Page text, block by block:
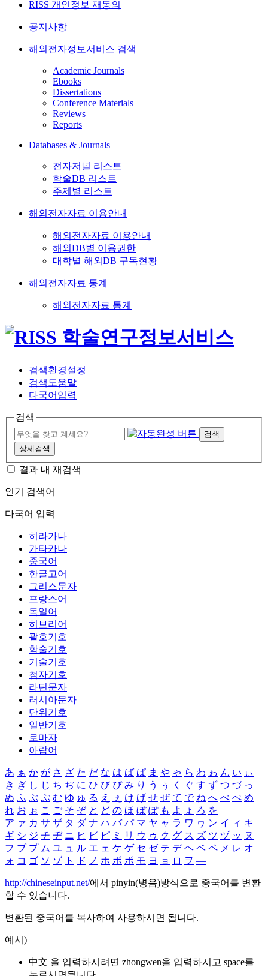
RISS 개인정보 재동의
공지사항
해외전자정보서비스 검색
Academic Journals
Ebooks
Dissertations
Conference Materials
Reviews
Reports
Databases & Journals
전자저널 리스트
학술DB 리스트
주제별 리스트
해외전자자료 이용안내
해외전자자료 이용안내
해외DB별 이용권한
대학별 해외DB 구독현황
해외전자자료 통계
해외전자자료 통계
검색환경설정
검색도움말
다국어입력
검색
검색
상세검색
결과 내 재검색
인기 검색어
다국어 입력
히라가나
가타카나
중국어
한글고어
그리스문자
프랑스어
독일어
히브리어
괄호기호
학술기호
기술기호
첨자기호
라틴문자
러시아문자
단위기호
일반기호
로마자
아랍어
あ ぁ か が さ ざ た だ な は ば ぱ ま や ゃ ら わ ゎ ん い ぃ
き ぎ し じ ち ぢ に ひ び ぴ み り う ぅ く ぐ す ず つ づ っ
ぬ ふ ぶ ぷ む ゆ ゅ る え ぇ け げ せ ぜ て で ね へ べ ぺ め
れ お ぉ こ ご そ ぞ と ど の ほ ぼ ぽ も よ ょ ろ を
ア ァ カ サ ザ タ ダ ナ ハ バ パ マ ヤ ャ ラ ワ ヮ ン イ ィ キ
ギ シ ジ チ ヂ ニ ヒ ビ ピ ミ リ ウ ゥ ク グ ス ズ ツ ヅ ッ ヌ
フ ブ プ ム ユ ュ ル エ ェ ケ ゲ セ ゼ テ デ ヘ ベ ペ メ レ オ
ォ コ ゴ ソ ゾ ト ド ノ ホ ボ ポ モ ヨ ョ ロ ヲ ―
http://chineseinput.net/에서 pinyin(병음)방식으로 중국어를 변환
할 수 있습니다.
변환된 중국어를 복사하여 사용하시면 됩니다.
예시)
中文 을 입력하시려면 zhongwen을 입력하시고 space를